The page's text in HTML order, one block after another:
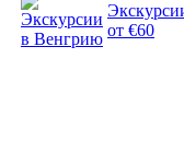
от €60